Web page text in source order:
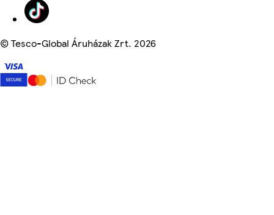
©Tesco-Global Áruházak Zrt. 2026